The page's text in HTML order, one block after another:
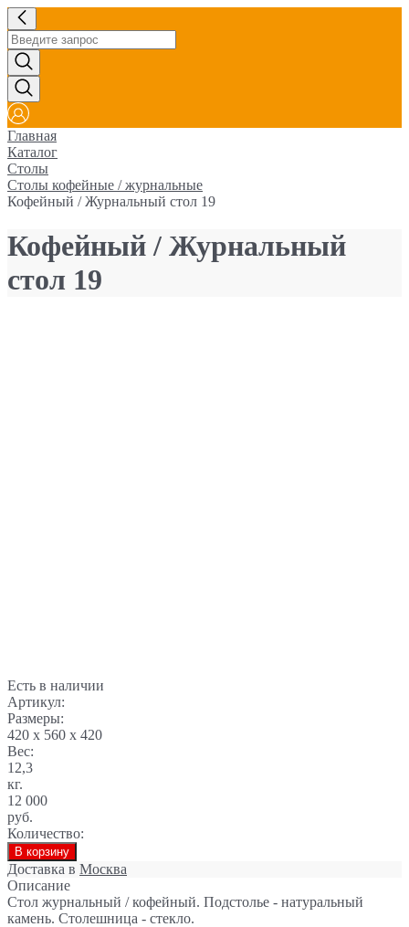
Главная
Каталог
Столы
Столы кофейные / журнальные
Кофейный / Журнальный стол 19
Кофейный / Журнальный
стол 19
Есть в наличии
Артикул:
Размеры:
420 x 560 x 420
Вес:
12,3
кг.
12 000
руб.
Количество:
В корзину
Доставка в Москва
Описание
Стол журнальный / кофейный. Подстолье - натуральный
камень. Столешница - стекло.